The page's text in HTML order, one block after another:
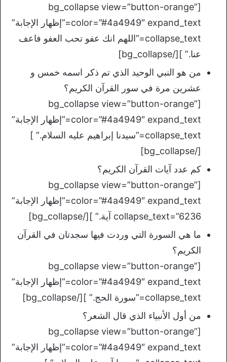
[bg_collapse view=”button-orange”
color=”#4a4949″ expand_text=”إظهار الإجابة”
collapse_text=”اللهم انك عفو تحب العفو فاعف
عنا.” ][/bg_collapse]
من هو النبي الوحيد الذي تم ذكر اسمه خمس و
عشرين مرة في سور القرآن الكريم؟
[bg_collapse view=”button-orange”
color=”#4a4949″ expand_text=”إظهار الإجابة”
collapse_text=”سيدنا إبراهيم عليه السلام.” ]
[/bg_collapse]
كم عدد آيات القرآن الكريم؟
[bg_collapse view=”button-orange”
color=”#4a4949″ expand_text=”إظهار الإجابة”
collapse_text=”6236 آية.” ][/bg_collapse]
ما هي السورة التي وردت فيها سجدتان في القرآن
الكريم؟
[bg_collapse view=”button-orange”
color=”#4a4949″ expand_text=”إظهار الإجابة”
collapse_text=”سورة الحج.” ][/bg_collapse]
من أول الأنبياء الذي قال الشعر؟
[bg_collapse view=”button-orange”
color=”#4a4949″ expand_text=”إظهار الإجابة”